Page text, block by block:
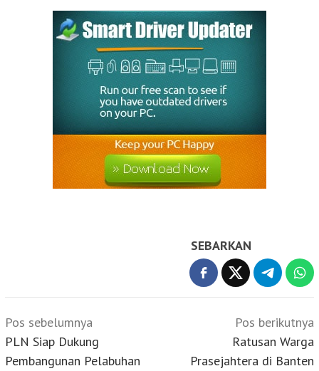
SEBARKAN
Navigasi
pos
Pos sebelumnya
PLN Siap Dukung
Pembangunan Pelabuhan
Pos berikutnya
Ratusan Warga
Prasejahtera di Banten